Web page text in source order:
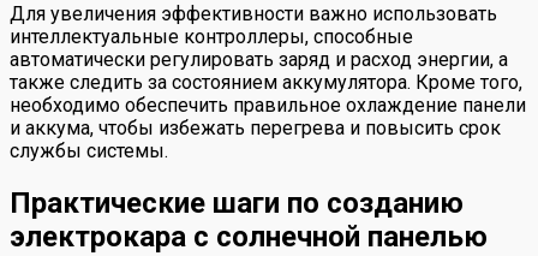
Для увеличения эффективности важно использовать
интеллектуальные контроллеры, способные
автоматически регулировать заряд и расход энергии, а
также следить за состоянием аккумулятора. Кроме того,
необходимо обеспечить правильное охлаждение панели
и аккума, чтобы избежать перегрева и повысить срок
службы системы.
Практические шаги по созданию
электрокара с солнечной панелью